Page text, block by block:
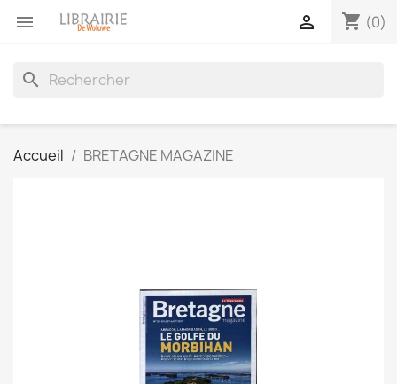
 shopping_cart (0)

search
Accueil BRETAGNE MAGAZINE